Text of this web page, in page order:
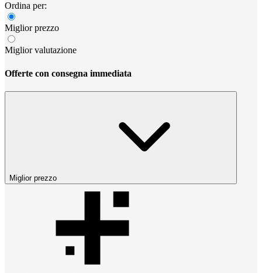
Ordina per:
Miglior prezzo
Miglior valutazione
Offerte con consegna immediata
Miglior prezzo